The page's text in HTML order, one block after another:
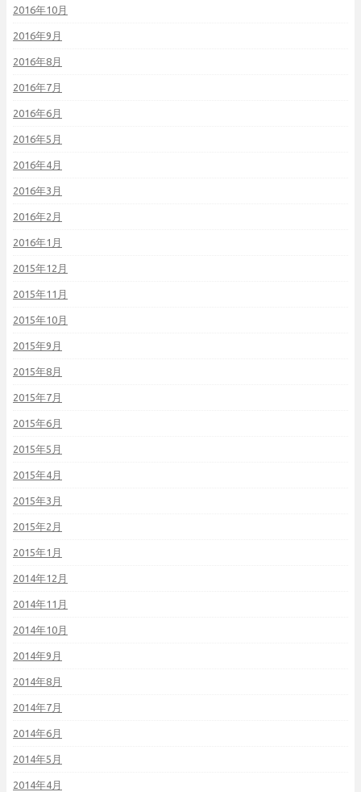
2016年10月
2016年9月
2016年8月
2016年7月
2016年6月
2016年5月
2016年4月
2016年3月
2016年2月
2016年1月
2015年12月
2015年11月
2015年10月
2015年9月
2015年8月
2015年7月
2015年6月
2015年5月
2015年4月
2015年3月
2015年2月
2015年1月
2014年12月
2014年11月
2014年10月
2014年9月
2014年8月
2014年7月
2014年6月
2014年5月
2014年4月